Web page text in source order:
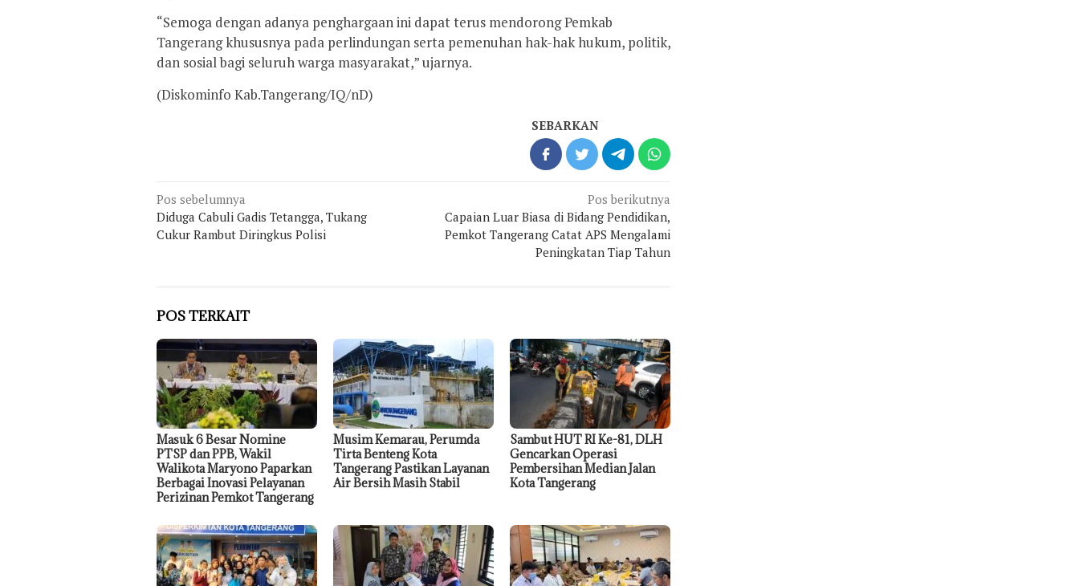
“Semoga dengan adanya penghargaan ini dapat terus mendorong Pemkab
Tangerang khususnya pada perlindungan serta pemenuhan hak-hak hukum, politik,
dan sosial bagi seluruh warga masyarakat,” ujarnya.
(Diskominfo Kab.Tangerang/IQ/nD)
SEBARKAN
Navigasi
pos
Pos sebelumnya
Diduga Cabuli Gadis Tetangga, Tukang
Cukur Rambut Diringkus Polisi
Pos berikutnya
Capaian Luar Biasa di Bidang Pendidikan,
Pemkot Tangerang Catat APS Mengalami
Peningkatan Tiap Tahun
POS TERKAIT
Masuk 6 Besar Nomine
PTSP dan PPB, Wakil
Walikota Maryono Paparkan
Berbagai Inovasi Pelayanan
Perizinan Pemkot Tangerang
Musim Kemarau, Perumda
Tirta Benteng Kota
Tangerang Pastikan Layanan
Air Bersih Masih Stabil
Sambut HUT RI Ke-81, DLH
Gencarkan Operasi
Pembersihan Median Jalan
Kota Tangerang